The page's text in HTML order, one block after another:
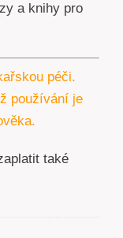
a knihy pro
péči.
používání je
také